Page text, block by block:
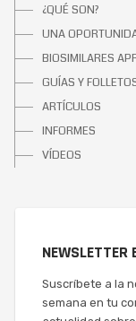
¿QUÉ SON?
UNA
BIOSIMILARES
GUÍAS Y
ARTÍCULOS
INFORMES
VÍDEOS
NEWSLETTER
Suscríbete a la
semana en tu